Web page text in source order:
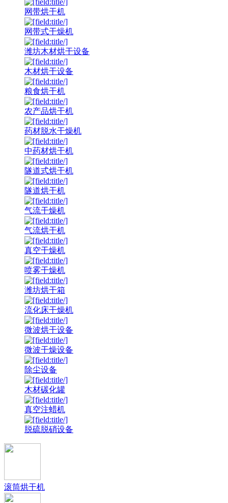
网带烘干机
网带式干燥机
潍坊木材烘干设备
木材烘干设备
粮食烘干机
农产品烘干机
药材脱水干燥机
中药材烘干机
隧道式烘干机
隧道烘干机
气流干燥机
气流烘干机
真空干燥机
喷雾干燥机
潍坊烘干箱
流化床干燥机
微波烘干设备
微波干燥设备
除尘设备
木材碳化罐
真空注蜡机
脱硫脱硝设备
滚筒烘干机